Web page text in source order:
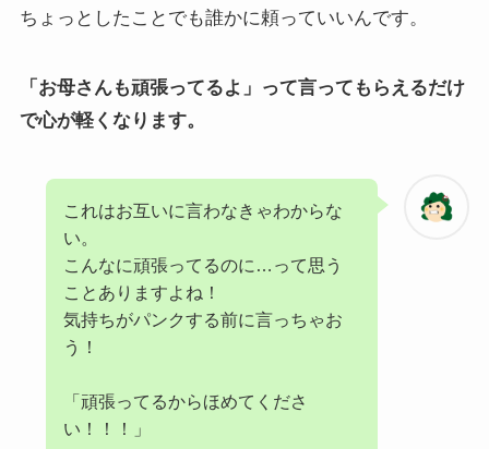
ちょっとしたことでも誰かに頼っていいんです。
「お母さんも頑張ってるよ」って言ってもらえるだけ
で心が軽くなります。
これはお互いに言わなきゃわからな
い。
こんなに頑張ってるのに…って思う
ことありますよね！
気持ちがパンクする前に言っちゃお
う！
「頑張ってるからほめてくださ
い！！！」